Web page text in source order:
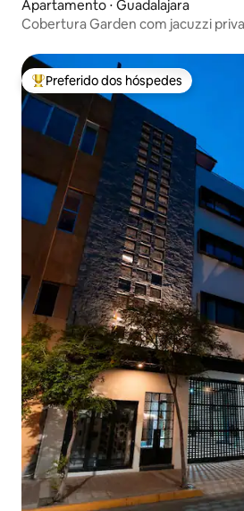
Apartamento ⋅ Guadalajara
Cobertura Garden com jacuzzi
Entre os melhores preferidos dos
Preferido dos hóspedes